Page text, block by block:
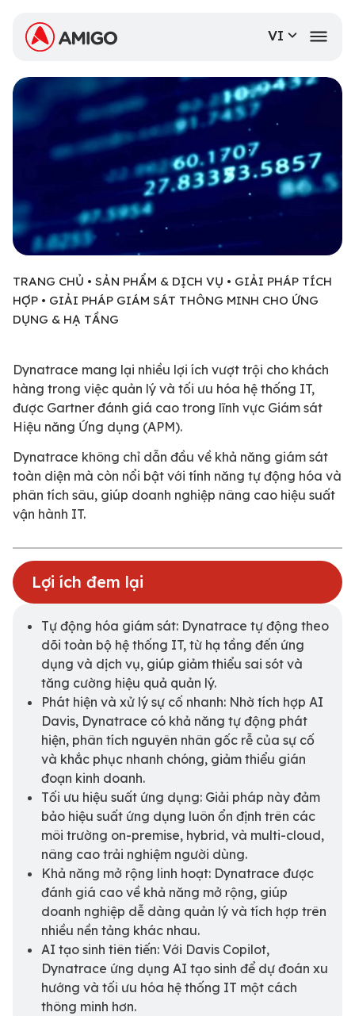
VI
TRANG CHỦ • SẢN PHẨM & DỊCH VỤ • GIẢI PHÁP TÍCH
HỢP • GIẢI PHÁP GIÁM SÁT THÔNG MINH CHO ỨNG
DỤNG & HẠ TẦNG
Dynatrace mang lại nhiều lợi ích vượt trội cho khách
hàng trong việc quản lý và tối ưu hóa hệ thống IT,
được Gartner đánh giá cao trong lĩnh vực Giám sát
Hiệu năng Ứng dụng (APM).
Dynatrace không chỉ dẫn đầu về khả năng giám sát
toàn diện mà còn nổi bật với tính năng tự động hóa và
phân tích sâu, giúp doanh nghiệp nâng cao hiệu suất
vận hành IT.
Lợi ích đem lại
Tự động hóa giám sát: Dynatrace tự động theo
dõi toàn bộ hệ thống IT, từ hạ tầng đến ứng
dụng và dịch vụ, giúp giảm thiểu sai sót và
tăng cường hiệu quả quản lý.
Phát hiện và xử lý sự cố nhanh: Nhờ tích hợp AI
Davis, Dynatrace có khả năng tự động phát
hiện, phân tích nguyên nhân gốc rễ của sự cố
và khắc phục nhanh chóng, giảm thiểu gián
đoạn kinh doanh.
Tối ưu hiệu suất ứng dụng: Giải pháp này đảm
bảo hiệu suất ứng dụng luôn ổn định trên các
môi trường on-premise, hybrid, và multi-cloud,
nâng cao trải nghiệm người dùng.
Khả năng mở rộng linh hoạt: Dynatrace được
đánh giá cao về khả năng mở rộng, giúp
doanh nghiệp dễ dàng quản lý và tích hợp trên
nhiều nền tảng khác nhau.
AI tạo sinh tiên tiến: Với Davis Copilot,
Dynatrace ứng dụng AI tạo sinh để dự đoán xu
hướng và tối ưu hóa hệ thống IT một cách
thông minh hơn.